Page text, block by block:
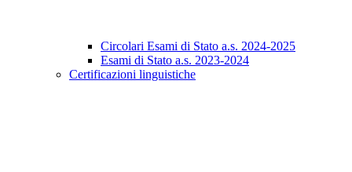
Circolari Esami di Stato a.s. 2024-2025
Esami di Stato a.s. 2023-2024
Certificazioni linguistiche